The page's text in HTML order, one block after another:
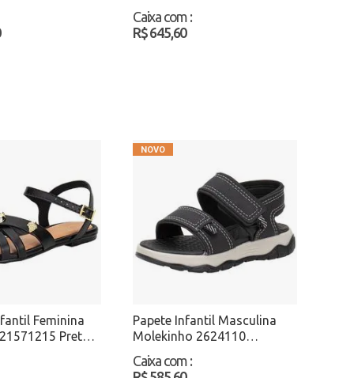
Atacado
Caixa com :
R$ 645,60
Feminina
Preto
Papete Infantil Masculina
Molekinho 2624110
Preto/Cinza Atacado
Caixa com :